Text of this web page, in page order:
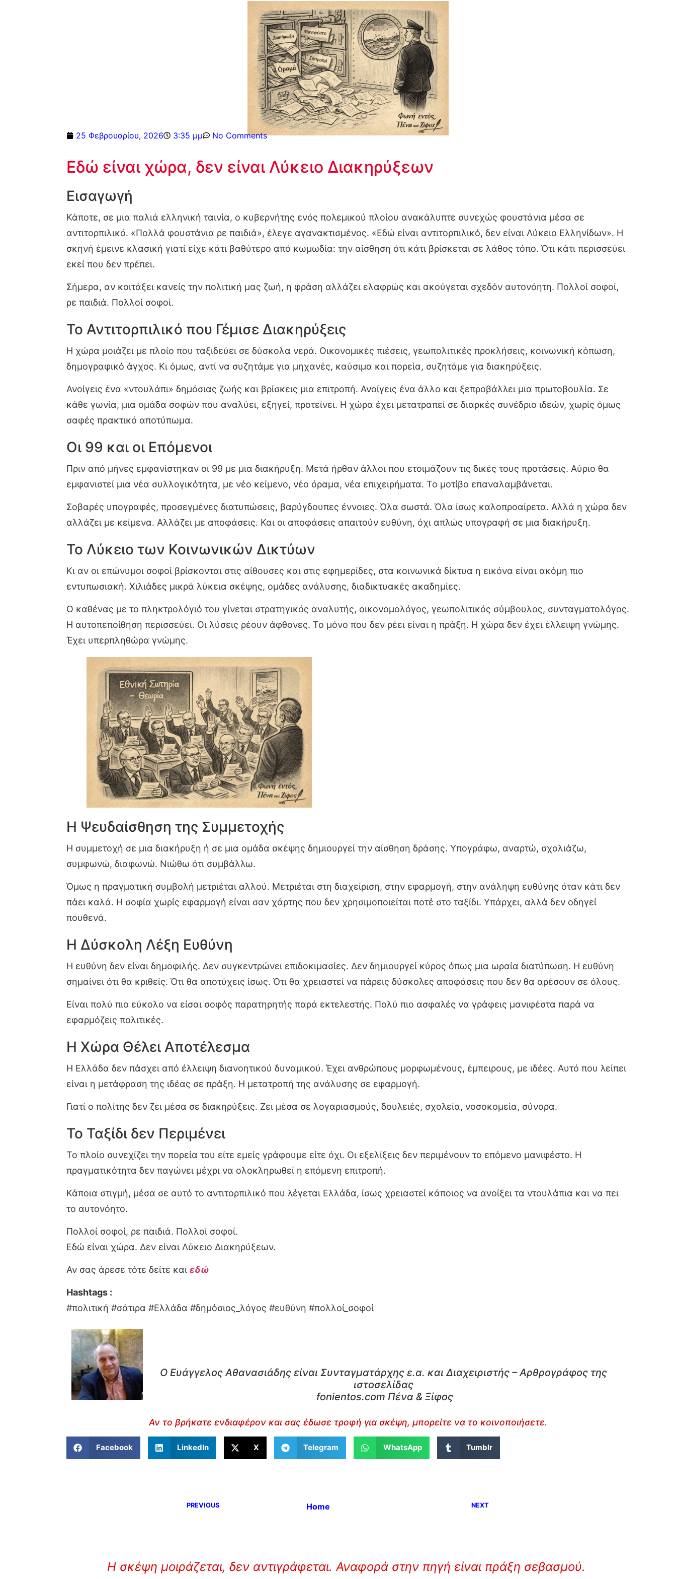
25 Φεβρουαρίου, 2026 3:35 μμ No Comments
Εδώ είναι χώρα, δεν είναι Λύκειο Διακηρύξεων
Εισαγωγή
Κάποτε, σε μια παλιά ελληνική ταινία, ο κυβερνήτης ενός πολεμικού πλοίου ανακάλυπτε συνεχώς φουστάνια μέσα σε
αντιτορπιλικό. «Πολλά φουστάνια ρε παιδιά», έλεγε αγανακτισμένος. «Εδώ είναι αντιτορπιλικό, δεν είναι Λύκειο Ελληνίδων». Η
σκηνή έμεινε κλασική γιατί είχε κάτι βαθύτερο από κωμωδία: την αίσθηση ότι κάτι βρίσκεται σε λάθος τόπο. Ότι κάτι περισσεύει
εκεί που δεν πρέπει.
Σήμερα, αν κοιτάξει κανείς την πολιτική μας ζωή, η φράση αλλάζει ελαφρώς και ακούγεται σχεδόν αυτονόητη. Πολλοί σοφοί,
ρε παιδιά. Πολλοί σοφοί.
Το Αντιτορπιλικό που Γέμισε Διακηρύξεις
Η χώρα μοιάζει με πλοίο που ταξιδεύει σε δύσκολα νερά. Οικονομικές πιέσεις, γεωπολιτικές προκλήσεις, κοινωνική κόπωση,
δημογραφικό άγχος. Κι όμως, αντί να συζητάμε για μηχανές, καύσιμα και πορεία, συζητάμε για διακηρύξεις.
Ανοίγεις ένα «ντουλάπι» δημόσιας ζωής και βρίσκεις μια επιτροπή. Ανοίγεις ένα άλλο και ξεπροβάλλει μια πρωτοβουλία. Σε
κάθε γωνία, μια ομάδα σοφών που αναλύει, εξηγεί, προτείνει. Η χώρα έχει μετατραπεί σε διαρκές συνέδριο ιδεών, χωρίς όμως
σαφές πρακτικό αποτύπωμα.
Οι 99 και οι Επόμενοι
Πριν από μήνες εμφανίστηκαν οι 99 με μια διακήρυξη. Μετά ήρθαν άλλοι που ετοιμάζουν τις δικές τους προτάσεις. Αύριο θα
εμφανιστεί μια νέα συλλογικότητα, με νέο κείμενο, νέο όραμα, νέα επιχειρήματα. Το μοτίβο επαναλαμβάνεται.
Σοβαρές υπογραφές, προσεγμένες διατυπώσεις, βαρύγδουπες έννοιες. Όλα σωστά. Όλα ίσως καλοπροαίρετα. Αλλά η χώρα δεν
αλλάζει με κείμενα. Αλλάζει με αποφάσεις. Και οι αποφάσεις απαιτούν ευθύνη, όχι απλώς υπογραφή σε μια διακήρυξη.
Το Λύκειο των Κοινωνικών Δικτύων
Κι αν οι επώνυμοι σοφοί βρίσκονται στις αίθουσες και στις εφημερίδες, στα κοινωνικά δίκτυα η εικόνα είναι ακόμη πιο
εντυπωσιακή. Χιλιάδες μικρά λύκεια σκέψης, ομάδες ανάλυσης, διαδικτυακές ακαδημίες.
Ο καθένας με το πληκτρολόγιό του γίνεται στρατηγικός αναλυτής, οικονομολόγος, γεωπολιτικός σύμβουλος, συνταγματολόγος.
Η αυτοπεποίθηση περισσεύει. Οι λύσεις ρέουν άφθονες. Το μόνο που δεν ρέει είναι η πράξη. Η χώρα δεν έχει έλλειψη γνώμης.
Έχει υπερπληθώρα γνώμης.
Η Ψευδαίσθηση της Συμμετοχής
Η συμμετοχή σε μια διακήρυξη ή σε μια ομάδα σκέψης δημιουργεί την αίσθηση δράσης. Υπογράφω, αναρτώ, σχολιάζω,
συμφωνώ, διαφωνώ. Νιώθω ότι συμβάλλω.
Όμως η πραγματική συμβολή μετριέται αλλού. Μετριέται στη διαχείριση, στην εφαρμογή, στην ανάληψη ευθύνης όταν κάτι δεν
πάει καλά. Η σοφία χωρίς εφαρμογή είναι σαν χάρτης που δεν χρησιμοποιείται ποτέ στο ταξίδι. Υπάρχει, αλλά δεν οδηγεί
πουθενά.
Η Δύσκολη Λέξη Ευθύνη
Η ευθύνη δεν είναι δημοφιλής. Δεν συγκεντρώνει επιδοκιμασίες. Δεν δημιουργεί κύρος όπως μια ωραία διατύπωση. Η ευθύνη
σημαίνει ότι θα κριθείς. Ότι θα αποτύχεις ίσως. Ότι θα χρειαστεί να πάρεις δύσκολες αποφάσεις που δεν θα αρέσουν σε όλους.
Είναι πολύ πιο εύκολο να είσαι σοφός παρατηρητής παρά εκτελεστής. Πολύ πιο ασφαλές να γράφεις μανιφέστα παρά να
εφαρμόζεις πολιτικές.
Η Χώρα Θέλει Αποτέλεσμα
Η Ελλάδα δεν πάσχει από έλλειψη διανοητικού δυναμικού. Έχει ανθρώπους μορφωμένους, έμπειρους, με ιδέες. Αυτό που λείπει
είναι η μετάφραση της ιδέας σε πράξη. Η μετατροπή της ανάλυσης σε εφαρμογή.
Γιατί ο πολίτης δεν ζει μέσα σε διακηρύξεις. Ζει μέσα σε λογαριασμούς, δουλειές, σχολεία, νοσοκομεία, σύνορα.
Το Ταξίδι δεν Περιμένει
Το πλοίο συνεχίζει την πορεία του είτε εμείς γράφουμε είτε όχι. Οι εξελίξεις δεν περιμένουν το επόμενο μανιφέστο. Η
πραγματικότητα δεν παγώνει μέχρι να ολοκληρωθεί η επόμενη επιτροπή.
Κάποια στιγμή, μέσα σε αυτό το αντιτορπιλικό που λέγεται Ελλάδα, ίσως χρειαστεί κάποιος να ανοίξει τα ντουλάπια και να πει
το αυτονόητο.
Πολλοί σοφοί, ρε παιδιά. Πολλοί σοφοί.
Εδώ είναι χώρα. Δεν είναι Λύκειο Διακηρύξεων.
Αν σας άρεσε τότε δείτε και εδώ
Hashtags :
#πολιτική #σάτιρα #Ελλάδα #δημόσιος_λόγος #ευθύνη #πολλοί_σοφοί
Ο Ευάγγελος Αθανασιάδης είναι Συνταγματάρχης ε.α. και Διαχειριστής – Αρθρογράφος της
ιστοσελίδας
fonientos.com Πένα & Ξίφος
Αν το βρήκατε ενδιαφέρον και σας έδωσε τροφή για σκέψη, μπορείτε να το κοινοποιήσετε.
Facebook LinkedIn X Telegram WhatsApp Tumblr
PREVIOUS Home NEXT
Η σκέψη μοιράζεται, δεν αντιγράφεται. Αναφορά στην πηγή είναι πράξη σεβασμού.